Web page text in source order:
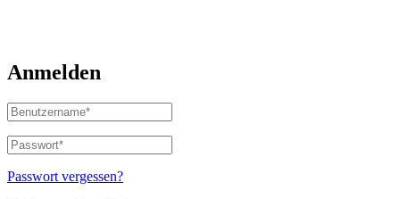
Anmelden
Benutzername
oder
E-
Mail-
Adresse*
Passwort*
Erforderlich
Passwort vergessen?